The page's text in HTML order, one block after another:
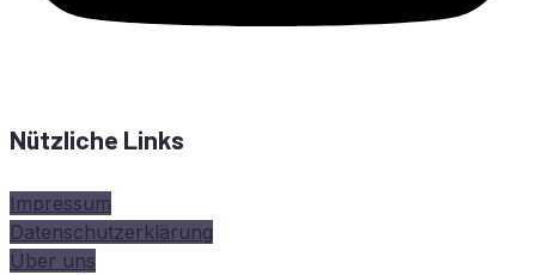
Nützliche Links
Impressum
Datenschutzerklärung
Über uns